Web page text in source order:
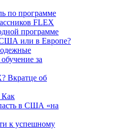
по программе
FLEX
программе
или в Европе?
за
Вкратце об
Как
в США «на
к успешному